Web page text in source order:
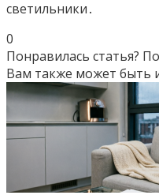
светильники․
0
Понравилась статья?
Вам также может быть